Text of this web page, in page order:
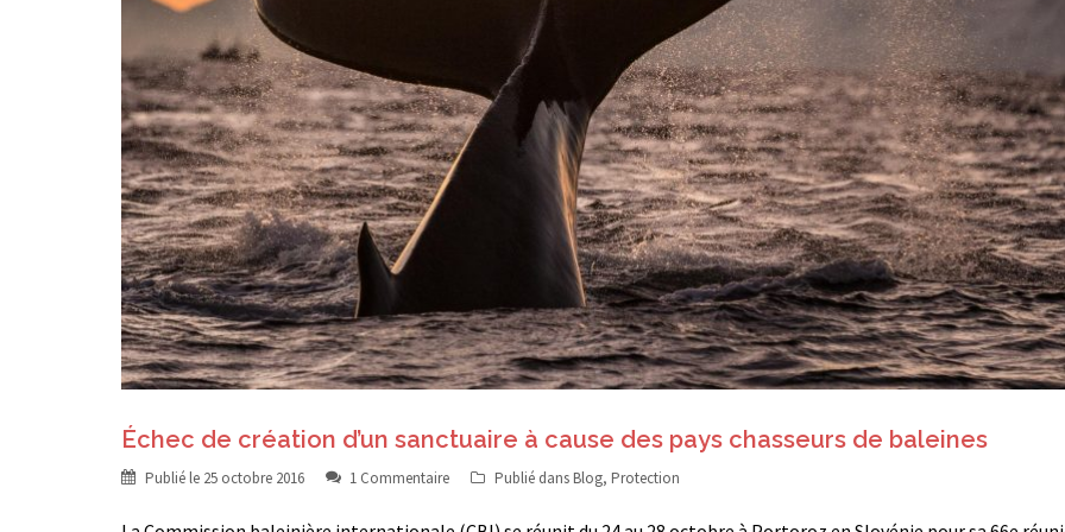
Échec de création d’un sanctuaire à cause des pays chasseurs de baleines
Publié le 25 octobre 2016 1 Commentaire Publié dans Blog, Protection